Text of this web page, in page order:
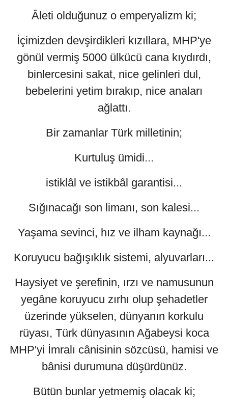
Âleti olduğunuz o emperyalizm ki;
İçimizden devşirdikleri kızıllara, MHP'ye
gönül vermiş 5000 ülkücü cana kıydırdı,
binlercesini sakat, nice gelinleri dul,
bebelerini yetim bırakıp, nice anaları
ağlattı.
Bir zamanlar Türk milletinin;
Kurtuluş ümidi...
istiklâl ve istikbâl garantisi...
Sığınacağı son limanı, son kalesi...
Yaşama sevinci, hız ve ilham kaynağı...
Koruyucu bağışıklık sistemi, alyuvarları...
Haysiyet ve şerefinin, ırzı ve namusunun
yegâne koruyucu zırhı olup şehadetler
üzerinde yükselen, dünyanın korkulu
rüyası, Türk dünyasının Ağabeysi koca
MHP'yi İmralı cânisinin sözcüsü, hamisi ve
bânisi durumuna düşürdünüz.
Bütün bunlar yetmemiş olacak ki;